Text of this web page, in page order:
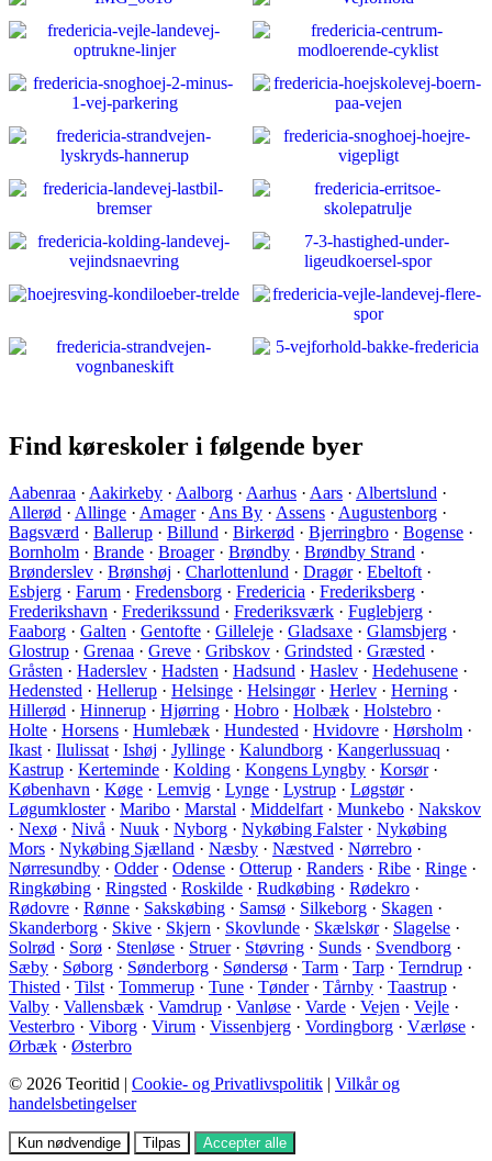
Find køreskoler i følgende byer
Aabenraa · Aakirkeby · Aalborg · Aarhus · Aars · Albertslund ·
Allerød · Allinge · Amager· Ans By · Assens · Augustenborg ·
Bagsværd · Ballerup · Billund · Birkerød · Bjerringbro · Bogense ·
Bornholm · Brande · Broager· Brøndby · Brøndby Strand ·
Brønderslev · Brønshøj · Charlottenlund · Dragør· Ebeltoft ·
Esbjerg · Farum · Fredensborg · Fredericia · Frederiksberg ·
Frederikshavn · Frederikssund · Frederiksværk · Fuglebjerg ·
Faaborg · Galten · Gentofte · Gilleleje · Gladsaxe · Glamsbjerg ·
Glostrup · Grenaa · Greve · Gribskov · Grindsted · Græsted ·
Gråsten · Haderslev · Hadsten · Hadsund · Haslev · Hedehusene ·
Hedensted · Hellerup · Helsinge · Helsingør· Herlev · Herning ·
Hillerød · Hinnerup · Hjørring · Hobro · Holbæk · Holstebro ·
Holte · Horsens · Humlebæk · Hundested · Hvidovre · Hørsholm ·
Ikast · Ilulissat · Ishøj · Jyllinge · Kalundborg · Kangerlussuaq ·
Kastrup · Kerteminde · Kolding · Kongens Lyngby · Korsør·
København · Køge · Lemvig · Lynge · Lystrup · Løgstør·
Løgumkloster· Maribo · Marstal · Middelfart · Munkebo · Nakskov
· Nexø · Nivå · Nuuk · Nyborg · Nykøbing Falster· Nykøbing
Mors · Nykøbing Sjælland · Næsby · Næstved · Nørrebro ·
Nørresundby · Odder· Odense · Otterup · Randers · Ribe · Ringe ·
Ringkøbing · Ringsted · Roskilde · Rudkøbing · Rødekro ·
Rødovre · Rønne · Sakskøbing · Samsø · Silkeborg · Skagen ·
Skanderborg · Skive · Skjern · Skovlunde · Skælskør· Slagelse ·
Solrød · Sorø · Stenløse · Struer· Støvring · Sunds · Svendborg ·
Sæby · Søborg · Sønderborg · Søndersø · Tarm · Tarp · Terndrup ·
Thisted · Tilst · Tommerup · Tune · Tønder· Tårnby · Taastrup ·
Valby · Vallensbæk · Vamdrup · Vanløse · Varde · Vejen · Vejle ·
Vesterbro · Viborg · Virum · Vissenbjerg · Vordingborg · Værløse ·
Ørbæk · Østerbro
© 2026 Teoritid | Cookie- og Privatlivspolitik | Vilkår og
handelsbetingelser
Kun nødvendige Tilpas Accepter alle